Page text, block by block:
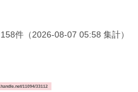
158件 （2026-08-07 05:58 集計）
11094/33112